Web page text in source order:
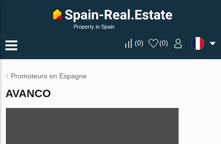
Property in Spain
(0) (0)
Promoteurs en Espagne
AVANCO